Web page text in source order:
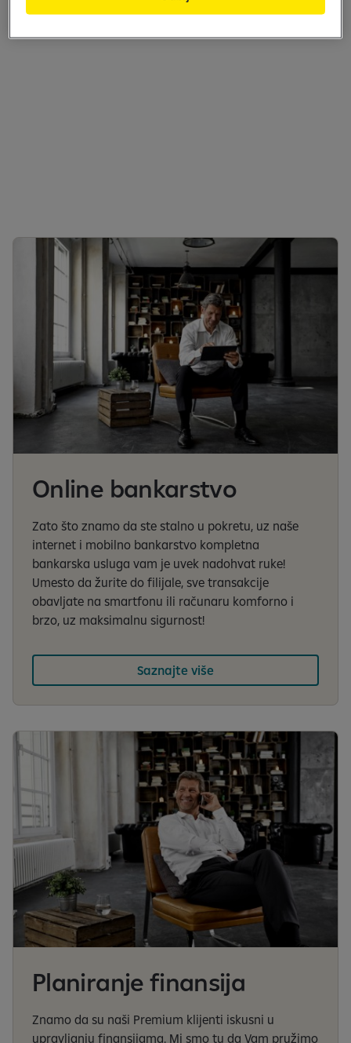
Online bankarstvo
Zato što znamo da ste stalno u pokretu, uz naše
internet i mobilno bankarstvo kompletna
bankarska usluga vam je uvek nadohvat ruke!
Umesto da žurite do filijale, sve transakcije
obavljate na smartfonu ili računaru komforno i
brzo, uz maksimalnu sigurnost!
Saznajte više
Planiranje finansija
Znamo da su naši Premium klijenti iskusni u
upravljanju finansijama. Mi smo tu da Vam pružimo